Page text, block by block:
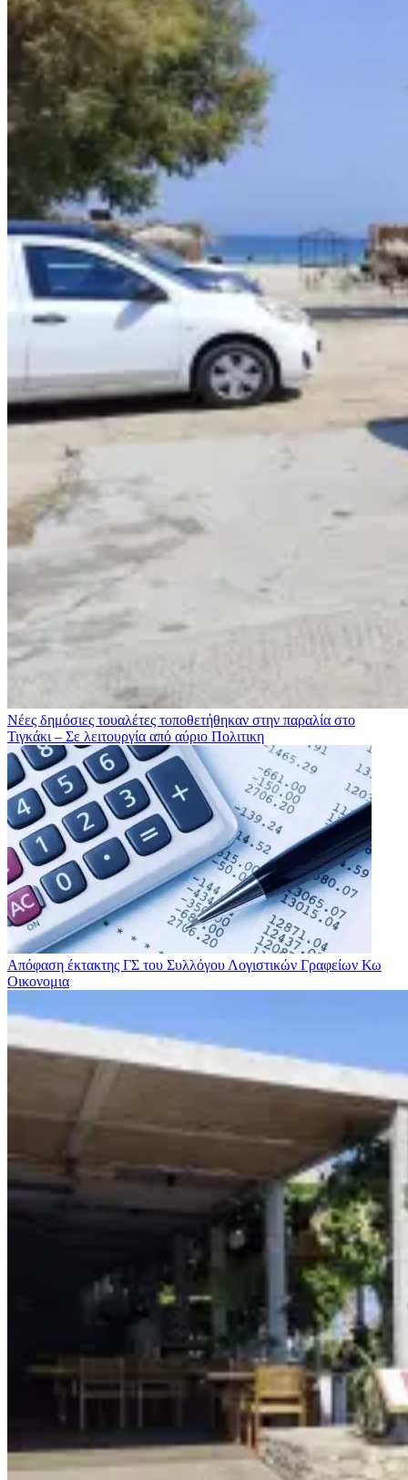
Νέες δημόσιες τουαλέτες τοποθετήθηκαν στην παραλία στο
Τιγκάκι – Σε λειτουργία από αύριο Πολιτικη
Απόφαση έκτακτης ΓΣ του Συλλόγου Λογιστικών Γραφείων Κω
Οικονομια